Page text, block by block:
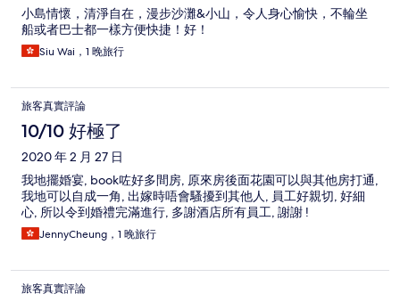
小島情懷，清淨自在，漫步沙灘&小山，令人身心愉快，不輪坐
船或者巴士都一樣方便快捷！好！
Siu Wai，1 晚旅行
旅客真實評論
10/10 好極了
2020 年 2 月 27 日
我地擺婚宴, book咗好多間房, 原來房後面花園可以與其他房打通,
我地可以自成一角, 出嫁時唔會騷擾到其他人, 員工好親切, 好細
心, 所以令到婚禮完滿進行, 多謝酒店所有員工, 謝謝 !
JennyCheung，1 晚旅行
旅客真實評論